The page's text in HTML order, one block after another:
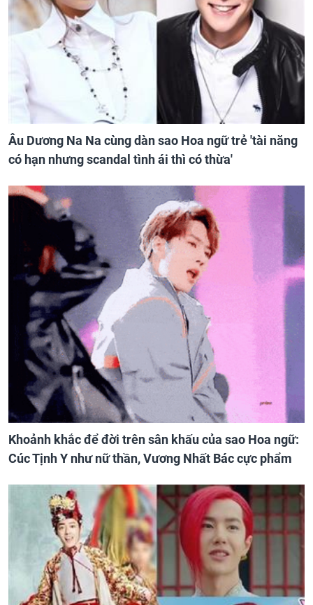
Âu Dương Na Na cùng dàn sao Hoa ngữ trẻ 'tài năng
có hạn nhưng scandal tình ái thì có thừa'
Khoảnh khắc để đời trên sân khấu của sao Hoa ngữ:
Cúc Tịnh Y như nữ thần, Vương Nhất Bác cực phẩm